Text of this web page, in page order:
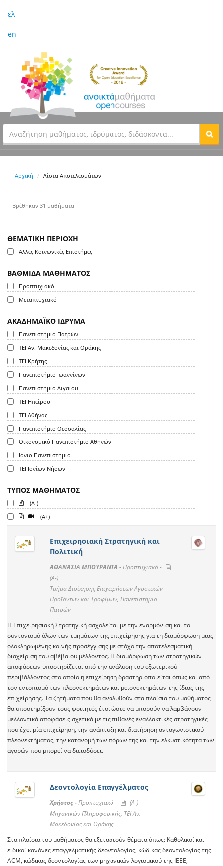
ελ
en
Αρχική Λίστα Αποτελεσμάτων
Βρέθηκαν 31 μαθήματα
ΘΕΜΑΤΙΚΗ ΠΕΡΙΟΧΗ
Άλλες Κοινωνικές Επιστήμες
ΒΑΘΜΙΔΑ ΜΑΘΗΜΑΤΟΣ
Προπτυχιακό
Μεταπτυχιακό
ΑΚΑΔΗΜΑΪΚΟ ΙΔΡΥΜΑ
Πανεπιστήμιο Πατρών
ΤΕΙ Αν. Μακεδονίας και Θράκης
ΤΕΙ Κρήτης
Πανεπιστήμιο Ιωαννίνων
Πανεπιστήμιο Αιγαίου
ΤΕΙ Ηπείρου
ΤΕΙ Αθήνας
Πανεπιστήμιο Θεσσαλίας
Οικονομικό Πανεπιστήμιο Αθηνών
Ιόνιο Πανεπιστήμιο
ΤΕΙ Ιονίων Νήσων
ΤΥΠΟΣ ΜΑΘΗΜΑΤΟΣ
(A-)
(A+)
Επιχειρησιακή Στρατηγική και
Πολιτική
ΑΘΑΝΑΣΙΑ ΜΠΟΥΡΑΝΤΑ -Προπτυχιακό -
(A-)
Τμήμα Διοίκησης Επιχειρήσεων Αγροτικών
Προϊόντων και Τροφίμων, Πανεπιστήμιο
Πατρών
Η Επιχειρησιακή Στρατηγική ασχολείται με την εναρμόνιση και το
συντονισμό όλων των τμημάτων της επιχείρησης για τη διαμόρφωση μιας
ολοκληρωμένης κοινής προσέγγισης με στόχο την αποτελεσματική
διαχείριση του αβέβαιου μέλλοντος. Η διαμόρφωση των στρατηγικών
αποφάσεων υποστηρίζεται από την ανάλυση του εξωτερικού
περιβάλλοντος στο οποίο η επιχείρηση δραστηριοποιείται όπως και από
τον εντοπισμό των πλεονεκτημάτων και μειονεκτημάτων της ίδιας της
επιχείρησης. Τα ζητήματα που θα αναλυθούν στα πλαίσια του μαθήματος
θα υποστηρίξουν τους φοιτητές έτσι ώστε να μπορούν να λαμβάνουν
μελλοντικά αποφάσεις σχετικά με τις πιθανές εναλλακτικές στρατηγικές
που έχει μία επιχείρηση, την ανάπτυξη και διατήρηση ανταγωνιστικού
πλεονεκτήματος, την κατανομή των πόρων της και την ελκυστικότητα των
αγορών που μπορεί να διεισδύσει.
Δεοντολογία Επαγγέλματος
Χρήστος -Προπτυχιακό -
(A-)
Μηχανικών Πληροφορικής, ΤΕΙ Αν.
Μακεδονίας και Θράκης
Στα πλαίσια του μαθήματος θα εξεταστούν θέματα όπως: Καθολικοί και
ειδικοί κανόνες επαγγελματικής δεοντολογίας, κώδικας δεοντολογίας της
ACM, κώδικας δεοντολογίας των μηχανικών λογισμικού της IEEE,